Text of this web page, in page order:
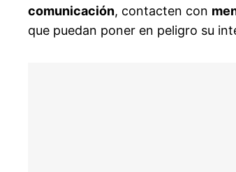
comunicación, contacten con
que puedan poner en peligro su